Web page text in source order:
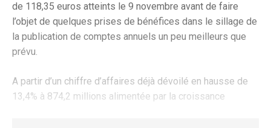
de 118,35 euros atteints le 9 novembre avant de faire
l’objet de quelques prises de bénéfices dans le sillage de
la publication de comptes annuels un peu meilleurs que
prévu.
A partir d’un chiffre d’affaires déjà dévoilé en hausse de
13,4% à 874,2 millions alimentée par la croissance